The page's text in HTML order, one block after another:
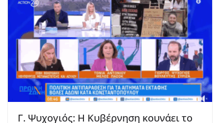
Γ. Ψυχογιός: Η Κυβέρνηση κουνάει το